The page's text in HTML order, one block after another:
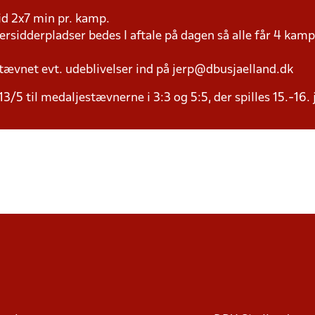
2x7 min pr. kamp.
bedes I aftale på dagen så alle får 4
evt. udeblivelser ind på jerp@dbusjaelland.dk
5 til medaljestævnerne i 3:3 og 5:5, der spilles 15.-16.